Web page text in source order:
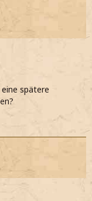
spätere